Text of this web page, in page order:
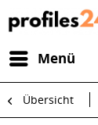
Menü
Übersicht